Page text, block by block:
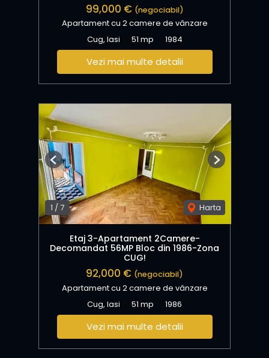
99,000 € (negociabil)
Apartament cu 2 camere de vânzare
Cug, Iasi
51 mp 1984
Vezi mai multe detalii
1 / 7 Harta
Previous Next
Etaj 3-Apartament 2Camere-
Decomandat 56MP Bloc din 1986-Zona
CUG!
92,000 € (negociabil)
Apartament cu 2 camere de vânzare
Cug, Iasi
51 mp 1986
Vezi mai multe detalii